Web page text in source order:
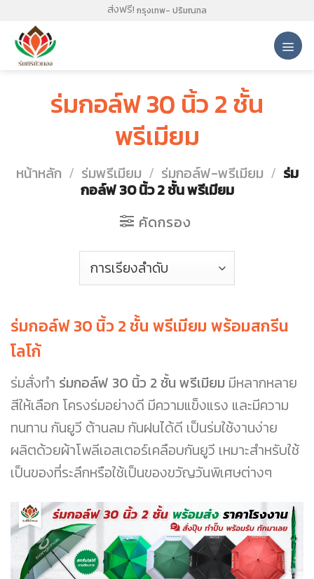
content
ส่งฟรี! กรุงเทพ- ปริมณฑล
ร่มกอล์ฟ 30 นิ้ว 2 ชั้น
พรีเมียม
หน้าหลัก / ร่มพรีเมียม / ร่มกอล์ฟ-พรีเมียม / ร่ม
กอล์ฟ 30 นิ้ว 2 ชั้น พรีเมียม
คัดกรอง
ร่มกอล์ฟ 30 นิ้ว 2 ชั้น พรีเมียม พร้อมสกรีน
โลโก้
ร่มสั่งทำ ร่มกอล์ฟ 30 นิ้ว 2 ชั้น พรีเมียม มีหลากหลาย
สีให้เลือก โครงร่มอย่างดี มีความแข็งแรง และมีความ
ทนทาน กันยูวี ต้านลม กันฝนได้ดี เป็นร่มใช้งานง่าย
ผลิตด้วยผ้าโพลีเอสเตอร์เคลือบกันยูวี เหมาะสำหรับใช้
เป็นของที่ระลึกหรือใช้เป็นของขวัญวันพิเศษต่างๆ